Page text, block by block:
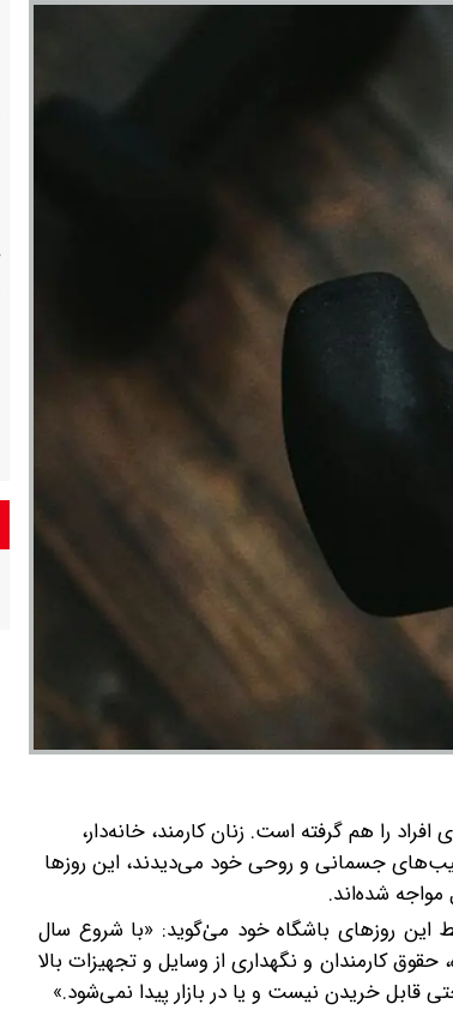
را هم گرفته است. زنان کارمند، خانه‌دار،
جسمانی و روحی خود می‌دیدند، این روزها
شده‌اند.
این روزهای باشگاه خود می‌ٰگوید: «با شروع سال
کارمندان و نگهداری از وسایل و تجهیزات بالا
قابل خریدن نیست و یا در بازار پیدا نمی‌شود.»